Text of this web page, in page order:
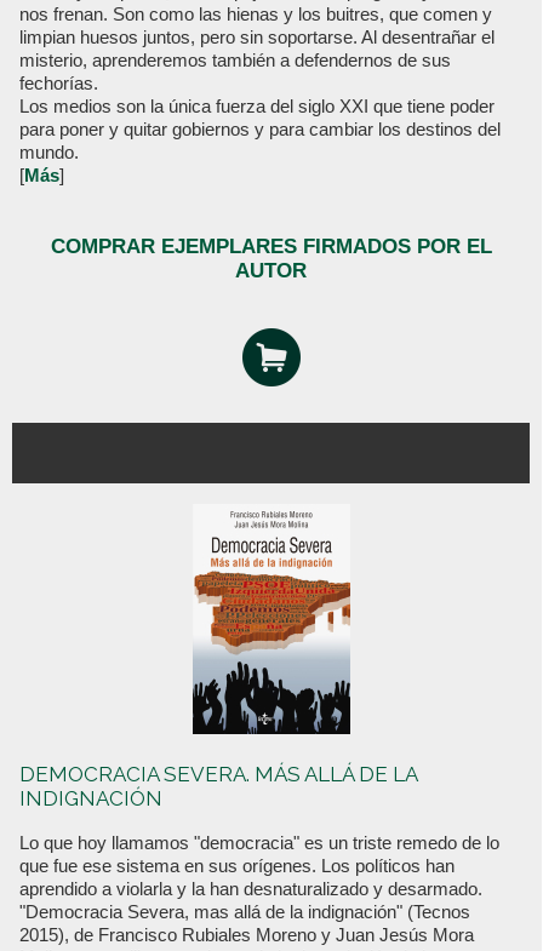
nos frenan. Son como las hienas y los buitres, que comen y
limpian huesos juntos, pero sin soportarse. Al desentrañar el
misterio, aprenderemos también a defendernos de sus
fechorías.
Los medios son la única fuerza del siglo XXI que tiene poder
para poner y quitar gobiernos y para cambiar los destinos del
mundo.
[Más]
COMPRAR EJEMPLARES FIRMADOS POR EL
AUTOR
DEMOCRACIA SEVERA. MÁS ALLÁ DE LA
INDIGNACIÓN
Lo que hoy llamamos "democracia" es un triste remedo de lo
que fue ese sistema en sus orígenes. Los políticos han
aprendido a violarla y la han desnaturalizado y desarmado.
"Democracia Severa, mas allá de la indignación" (Tecnos
2015), de Francisco Rubiales Moreno y Juan Jesús Mora